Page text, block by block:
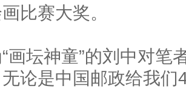
比赛大奖。
画坛神童”的刘中对笔
论是中国邮政给我